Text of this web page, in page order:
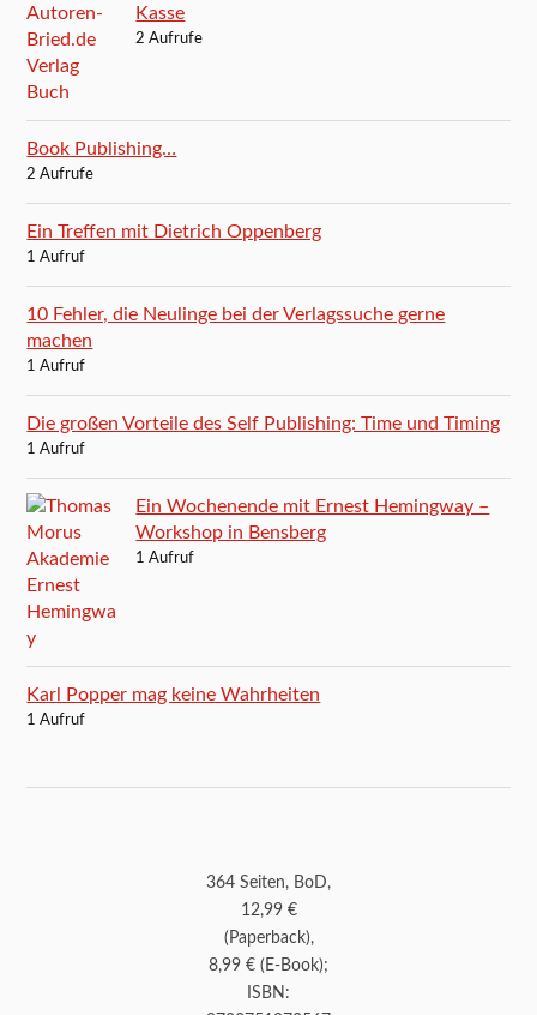
Kasse
2 Aufrufe
Book Publishing…
2 Aufrufe
Ein Treffen mit Dietrich Oppenberg
1 Aufruf
10 Fehler, die Neulinge bei der Verlagssuche gerne
machen
1 Aufruf
Die großen Vorteile des Self Publishing: Time und Timing
1 Aufruf
Ein Wochenende mit Ernest Hemingway –
Workshop in Bensberg
1 Aufruf
Karl Popper mag keine Wahrheiten
1 Aufruf
364 Seiten, BoD,
12,99 €
(Paperback),
8,99 € (E-Book);
ISBN: